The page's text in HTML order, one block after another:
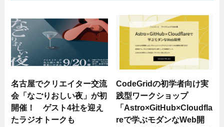
名古屋でクリエイター交流
会「なごりおしい夜」が初
開催！ ゲスト4社を迎え
たラジオトークも
CodeGridの初学者向け実
践型ワークショップ
「Astro×GitHub×Cloudfla
reで学ぶモダンなWeb開